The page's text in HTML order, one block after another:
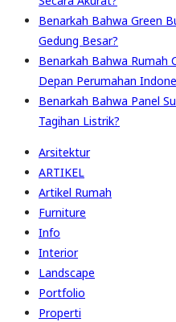
Benarkah Bahwa Green
Gedung Besar?
Benarkah Bahwa Rumah
Depan Perumahan
Benarkah Bahwa Panel
Tagihan Listrik?
Arsitektur
ARTIKEL
Artikel Rumah
Furniture
Info
Interior
Landscape
Portfolio
Properti